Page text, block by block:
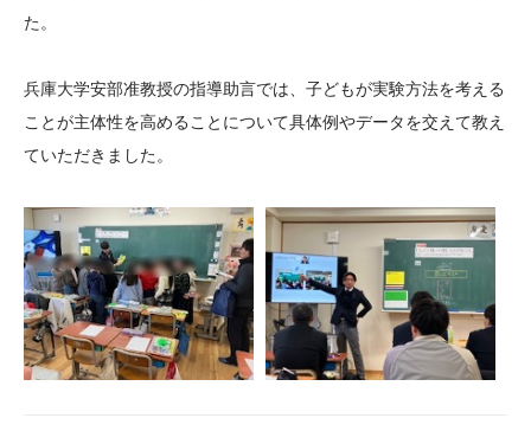
た。
兵庫大学安部准教授の指導助言では、子どもが実験方法を考える
ことが主体性を高めることについて具体例やデータを交えて教え
ていただきました。